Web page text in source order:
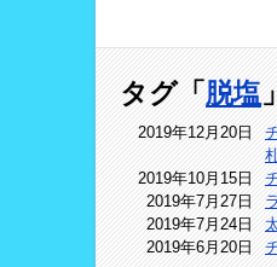
タグ「脱塩
2019年12月20日
2019年10月15日
2019年7月27日
2019年7月24日
2019年6月20日